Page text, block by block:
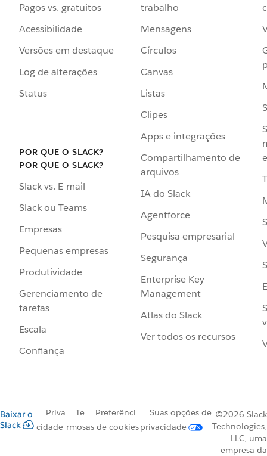
Pagos vs. gratuitos
Acessibilidade
Versões em destaque
Log de alterações
Status
POR QUE O SLACK?
POR QUE O SLACK?
Slack vs. E-mail
Slack ou Teams
Empresas
Pequenas empresas
Produtividade
Gerenciamento de
tarefas
Escala
Confiança
trabalho
Mensagens
Círculos
Canvas
Listas
Clipes
Apps e integrações
Compartilhamento de
arquivos
IA do Slack
Agentforce
Pesquisa empresarial
Segurança
Enterprise Key
Management
Atlas do Slack
Ver todos os recursos
Baixar o
Slack
Priva
cidade
Te
rmos
Preferênci
as de cookies
Suas opções de
privacidade
©2026 Slack
Technologies,
LLC, uma
empresa da